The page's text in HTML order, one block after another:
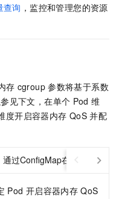
查询 ，监控和管理您的资源
存 cgroup 参数将基于系数
见下文，在单个 Pod 维
度开启容器内存 QoS 并配
通过ConfigMap在集群维度配
Pod 开启容器内存 QoS